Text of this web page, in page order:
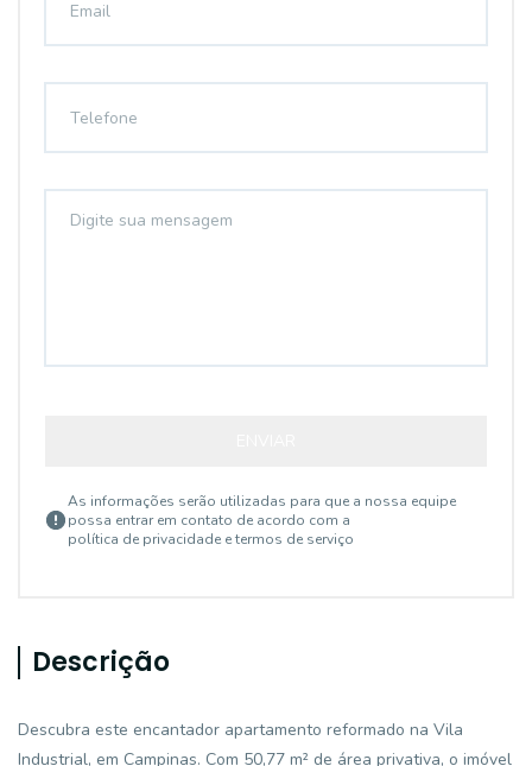
As informações serão utilizadas para que a nossa equipe
possa entrar em contato de acordo com a
política de privacidade e termos de serviço
Descrição
Descubra este encantador apartamento reformado na Vila
Industrial, em Campinas. Com 50,77 m² de área privativa, o imóvel